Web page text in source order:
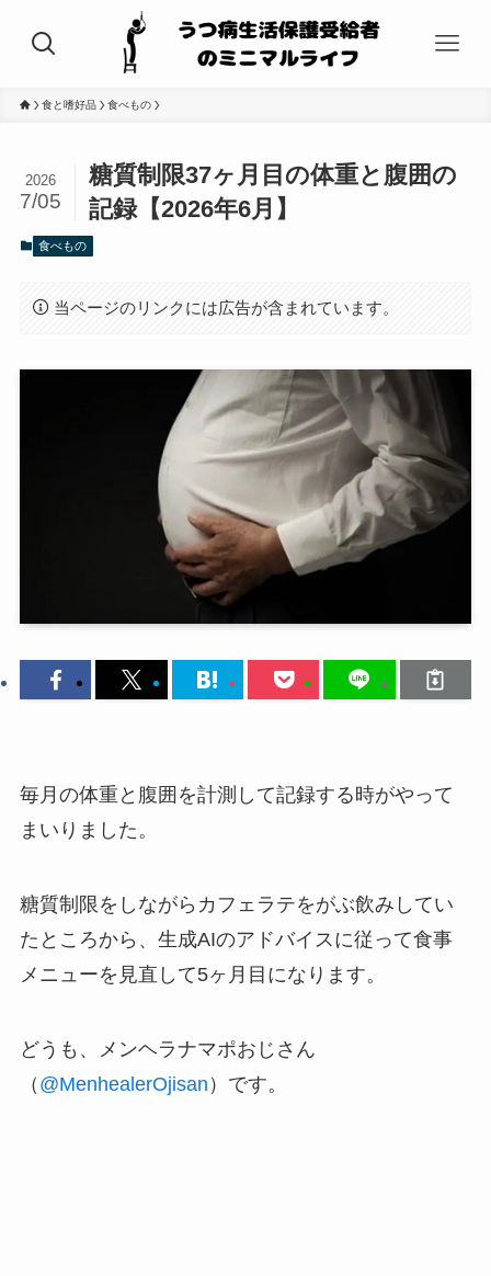
食と嗜好品 食べもの
糖質制限37ヶ月目の体重と腹囲の
記録【2026年6月】
2026
7/05
食べもの
当ページのリンクには広告が含まれています。
毎月の体重と腹囲を計測して記録する時がやって
まいりました。
糖質制限をしながらカフェラテをがぶ飲みしてい
たところから、生成AIのアドバイスに従って食事
メニューを見直して5ヶ月目になります。
どうも、メンヘラナマポおじさん
（ @MenhealerOjisan ）です。